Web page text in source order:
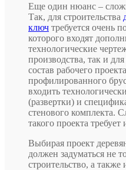
Еще один нюанс –
Так, для строительства
ключ требуется очень
которого входят
технологические
производства, так и
состав рабочего
профилированного
входить
(развертки) и
стенового комплекта.
такого проекта
Выбирая проект
должен задуматься не
строительство, а